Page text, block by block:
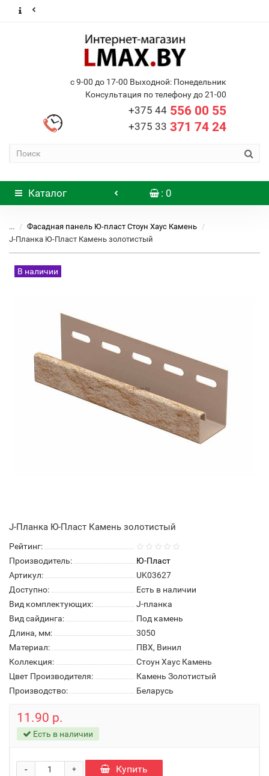
с 9-00 до 17-00 Выходной: Понедельник
Консультация по телефону до 21-00
+375 44556 00 55
+375 33 371 74 24
Каталог : 0
...
Фасадная панель Ю-пласт Стоун Хаус Камень
J-Планка Ю-Пласт Камень золотистый
В наличии
J-Планка Ю-Пласт Камень золотистый
Рейтинг:
Производитель:
Ю-Пласт
Артикул:
UK03627
Доступно:
Есть в наличии
Вид комплектующих:
J-планка
Вид сайдинга:
Под камень
Длина, мм:
3050
Материал:
ПВХ, Винил
Коллекция:
Стоун Хаус Камень
Цвет Производителя:
Камень Золотистый
Производство:
Беларусь
11.90 р.
Есть в наличии
+
- Купить